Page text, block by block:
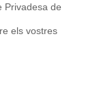
Privadesa de
els vostres